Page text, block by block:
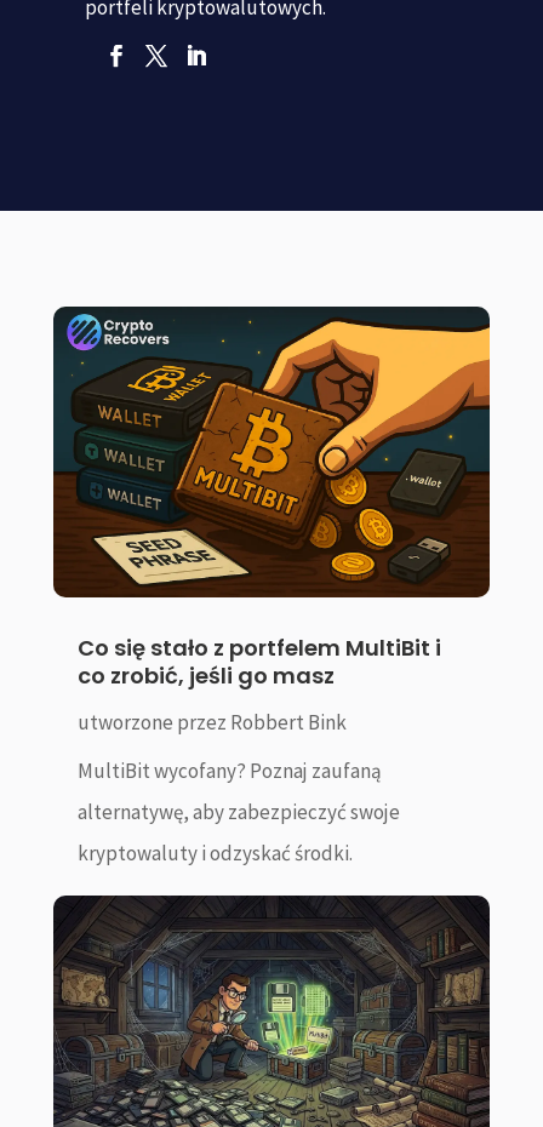
portfeli kryptowalutowych.
Co się stało z portfelem MultiBit i
co zrobić, jeśli go masz
utworzone przez Robbert Bink
MultiBit wycofany? Poznaj zaufaną
alternatywę, aby zabezpieczyć swoje
kryptowaluty i odzyskać środki.